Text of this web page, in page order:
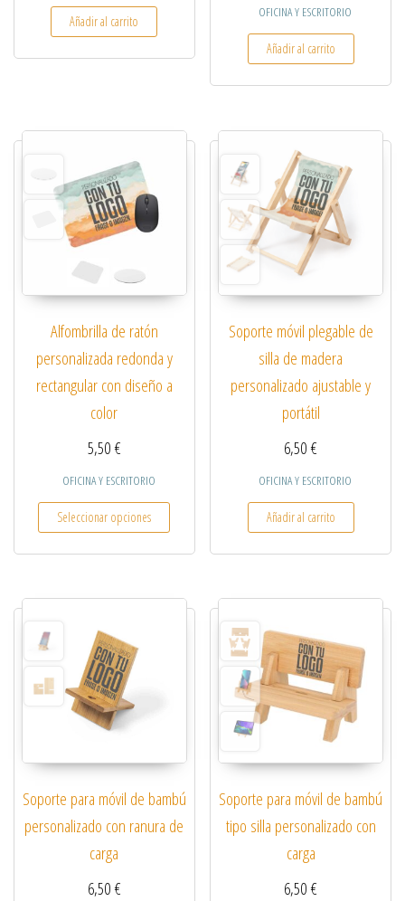
Añadir al carrito
OFICINA Y ESCRITORIO
Añadir al carrito
Alfombrilla de ratón
personalizada redonda y
rectangular con diseño a
color
5,50€
OFICINA Y ESCRITORIO
Seleccionar opciones
Este producto tiene múltiples variantes. Las
Soporte móvil plegable de
silla de madera
personalizado ajustable y
portátil
6,50€
OFICINA Y ESCRITORIO
Añadir al carrito
Soporte para móvil de bambú
personalizado con ranura de
carga
6,50€
Soporte para móvil de bambú
tipo silla personalizado con
carga
6,50€